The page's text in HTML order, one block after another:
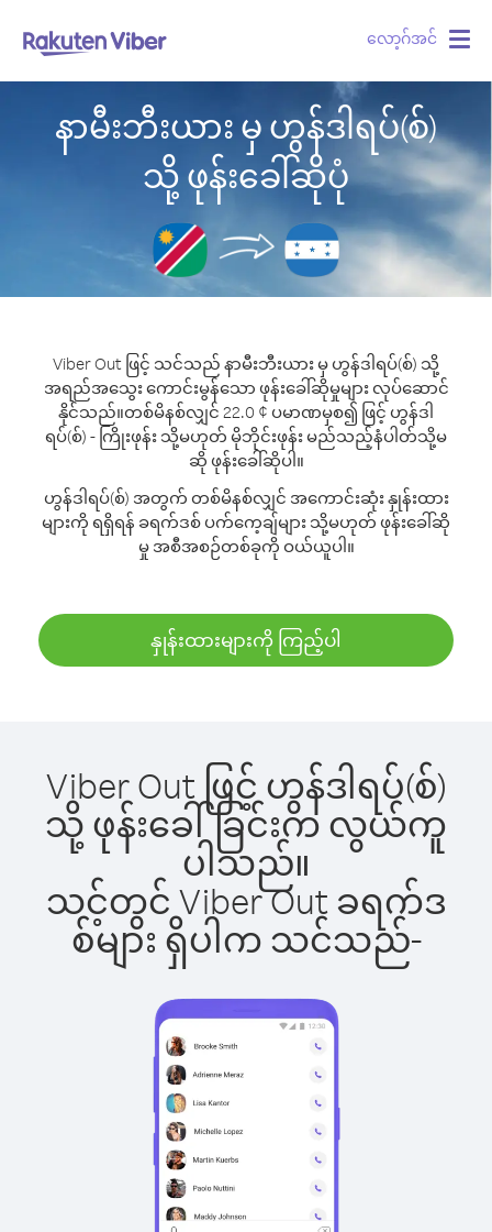
လော့ဂ်အင်
နာမီးဘီးယား မှ ဟွန်ဒါရပ်(စ်)
သို့ ဖုန်းခေါ်ဆိုပုံ
Viber Out ဖြင့် သင်သည် နာမီးဘီးယား မှ ဟွန်ဒါရပ်(စ်) သို့
အရည်အသွေး ကောင်းမွန်သော ဖုန်းခေါ်ဆိုမှုများ လုပ်ဆောင်
နိုင်သည်။တစ်မိနစ်လျှင် 22.0 ¢ ပမာဏမှစ၍ ဖြင့် ဟွန်ဒါ
ရပ်(စ်) - ကြိုးဖုန်း သို့မဟုတ် မိုဘိုင်းဖုန်း မည်သည့်နံပါတ်သို့မ
ဆို ဖုန်းခေါ်ဆိုပါ။
ဟွန်ဒါရပ်(စ်) အတွက် တစ်မိနစ်လျှင် အကောင်းဆုံး နှုန်းထား
များကို ရရှိရန် ခရက်ဒစ် ပက်ကေ့ချ်များ သို့မဟုတ် ဖုန်းခေါ်ဆို
မှု အစီအစဉ်တစ်ခုကို ဝယ်ယူပါ။
နှုန်းထားများကို ကြည့်ပါ
Viber Out ဖြင့် ဟွန်ဒါရပ်(စ်)
သို့ ဖုန်းခေါ်ခြင်းက လွယ်ကူ
ပါသည်။
သင့်တွင် Viber Out ခရက်ဒ
စ်များ ရှိပါက သင်သည်-